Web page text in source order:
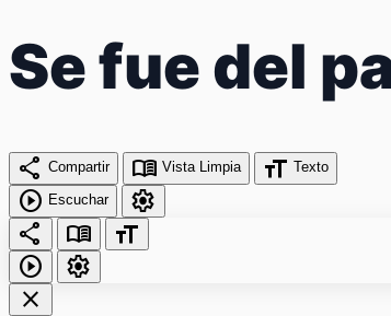
Se fue del
share Compartir menu_book Vista Limpia format_size Texto
play_circle Escuchar
settings
share
menu_book
format_size
play_circle
settings
close